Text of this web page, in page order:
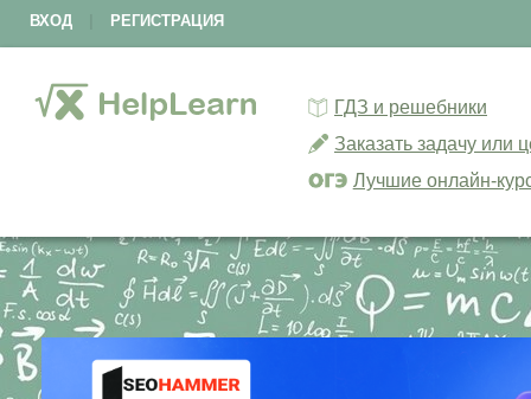
ВХОД РЕГИСТРАЦИЯ
ГДЗ и решебники
Заказать задачу или
Лучшие онлайн-